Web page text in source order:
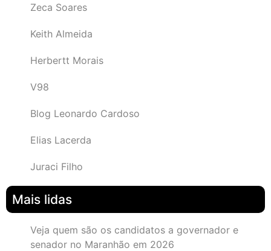
Zeca Soares
Keith Almeida
Herbertt Morais
V98
Blog Leonardo Cardoso
Elias Lacerda
Juraci Filho
Mais lidas
Veja quem são os candidatos a governador e
senador no Maranhão em 2026